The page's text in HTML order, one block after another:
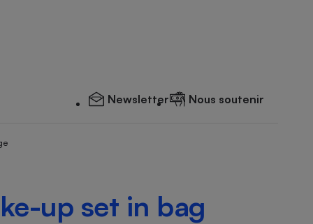
Newsletter Nous soutenir
up set in bag